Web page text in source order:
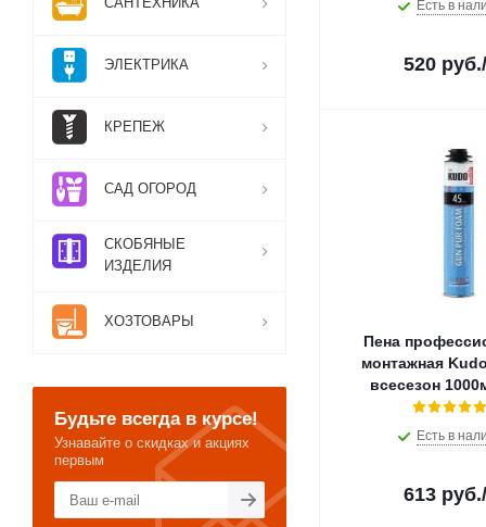
Есть в
520 руб.
Пена
монтажная
Есть в
613 руб.
Prosept ( 1)
Quelyd (17)
REXANT (
Rush (
Soudal (12)
TITAN (1)
Tytan Professional (
V (
3)
Альфа АРС (8)
Вихрь (
КОНСТРУКТОР (1 )
Метилан (2)
Монолит (
ЭЛЕКТРИКА
КРЕПЕЖ
САД ОГОРОД
СКОБЯНЫЕ
ИЗДЕЛИЯ
ХОЗТОВАРЫ
Будьте всегда в курсе!
Узнавайте о скидках и акциях
первым